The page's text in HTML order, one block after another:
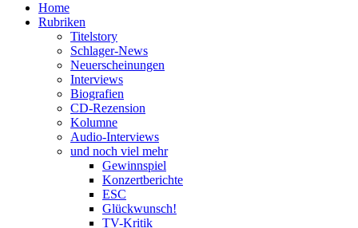
Home
Rubriken
Titelstory
Schlager-News
Neuerscheinungen
Interviews
Biografien
CD-Rezension
Kolumne
Audio-Interviews
und noch viel mehr
Gewinnspiel
Konzertberichte
ESC
Glückwunsch!
TV-Kritik